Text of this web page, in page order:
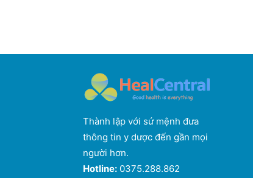
Thành lập với sứ mệnh đưa
thông tin y dược đến gần mọi
người hơn.
Hotline: 0375.288.862